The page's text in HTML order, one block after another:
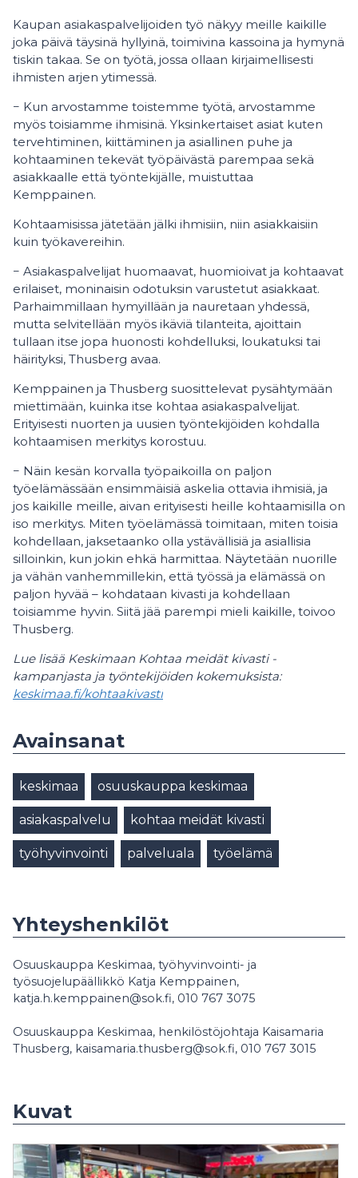
Kaupan asiakaspalvelijoiden työ näkyy meille kaikille
joka päivä täysinä hyllyinä, toimivina kassoina ja hymynä
tiskin takaa. Se on työtä, jossa ollaan kirjaimellisesti
ihmisten arjen ytimessä.
− Kun arvostamme toistemme työtä, arvostamme
myös toisiamme ihmisinä. Yksinkertaiset asiat kuten
tervehtiminen, kiittäminen ja asiallinen puhe ja
kohtaaminen tekevät työpäivästä parempaa sekä
asiakkaalle että työntekijälle, muistuttaa
Kemppainen.
Kohtaamisissa jätetään jälki ihmisiin, niin asiakkaisiin
kuin työkavereihin.
− Asiakaspalvelijat huomaavat, huomioivat ja kohtaavat
erilaiset, moninaisin odotuksin varustetut asiakkaat.
Parhaimmillaan hymyillään ja nauretaan yhdessä,
mutta selvitellään myös ikäviä tilanteita, ajoittain
tullaan itse jopa huonosti kohdelluksi, loukatuksi tai
häirityksi, Thusberg avaa.
Kemppainen ja Thusberg suosittelevat pysähtymään
miettimään, kuinka itse kohtaa asiakaspalvelijat.
Erityisesti nuorten ja uusien työntekijöiden kohdalla
kohtaamisen merkitys korostuu.
− Näin kesän korvalla työpaikoilla on paljon
työelämässään ensimmäisiä askelia ottavia ihmisiä, ja
jos kaikille meille, aivan erityisesti heille kohtaamisilla on
iso merkitys. Miten työelämässä toimitaan, miten toisia
kohdellaan, jaksetaanko olla ystävällisiä ja asiallisia
silloinkin, kun jokin ehkä harmittaa. Näytetään nuorille
ja vähän vanhemmillekin, että työssä ja elämässä on
paljon hyvää – kohdataan kivasti ja kohdellaan
toisiamme hyvin. Siitä jää parempi mieli kaikille, toivoo
Thusberg.
Lue lisää Keskimaan Kohtaa meidät kivasti -
kampanjasta ja työntekijöiden kokemuksista:
keskimaa.fi/kohtaakivasti
Avainsanat
keskimaa osuuskauppa keskimaa
asiakaspalvelu kohtaa meidät kivasti
työhyvinvointi palveluala työelämä
Yhteyshenkilöt
Osuuskauppa Keskimaa, työhyvinvointi- ja
työsuojelupäällikkö Katja Kemppainen,
katja.h.kemppainen@sok.fi, 010 767 3075
Osuuskauppa Keskimaa, henkilöstöjohtaja Kaisamaria
Thusberg, kaisamaria.thusberg@sok.fi, 010 767 3015
Kuvat